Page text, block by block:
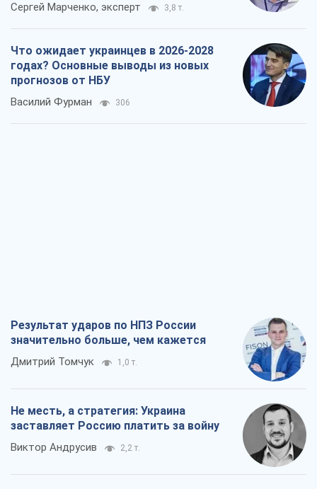
Сергей Марченко, эксперт 3,8 т.
Что ожидает украинцев в 2026-2028
годах? Основные выводы из новых
прогнозов от НБУ
Василий Фурман 306
Результат ударов по НПЗ России
значительно больше, чем кажется
Дмитрий Томчук 1,0 т.
Не месть, а стратегия: Украина
заставляет Россию платить за войну
Виктор Андрусив 2,2 т.